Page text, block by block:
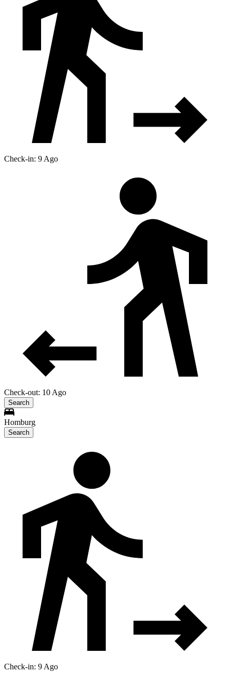
Check-in: 9 Ago
Check-out: 10 Ago
Search
Homburg
Search
Check-in: 9 Ago